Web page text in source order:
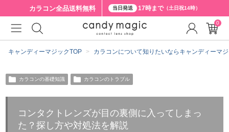
カラコン全品送料無料 当日発送 17時まで（土日祝14時）
キャンディーマジックTOP カラコンについて知りたいならキャンディーマ
カラコンの基礎知識 カラコンのトラブル
コンタクトレンズが目の裏側に入ってしまっ
た？探し方や対処法を解説
0